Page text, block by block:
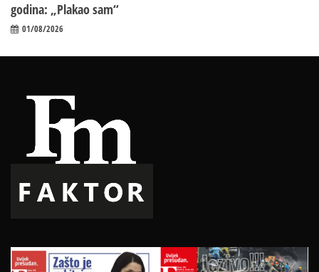
godina: „Plakao sam“
01/08/2026